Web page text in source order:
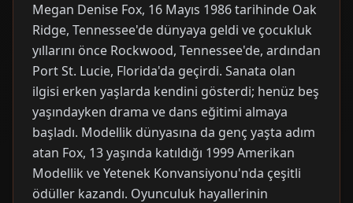
Megan Denise Fox, 16 Mayıs 1986 tarihinde Oak
Ridge, Tennessee'de dünyaya geldi ve çocukluk
yıllarını önce Rockwood, Tennessee'de, ardından
Port St. Lucie, Florida'da geçirdi. Sanata olan
ilgisi erken yaşlarda kendini gösterdi; henüz beş
yaşındayken drama ve dans eğitimi almaya
başladı. Modellik dünyasına da genç yaşta adım
atan Fox, 13 yaşında katıldığı 1999 Amerikan
Modellik ve Yetenek Konvansiyonu'nda çeşitli
ödüller kazandı. Oyunculuk hayallerinin